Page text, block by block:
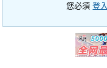
您必須登入